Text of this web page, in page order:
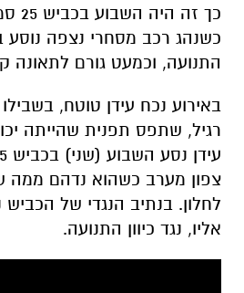
כך
כשנהג רכב מסחרי נצפה נוסע
התנועה, וכמעט גורם לתאונה
באירוע נכח עידן טוטח,
רגיל, שתפס תפנית שהייתה
צפון מערב כשהוא נדהם ממה
לחלון. בנתיב הנגדי של
אליו, נגד כיוון התנועה.